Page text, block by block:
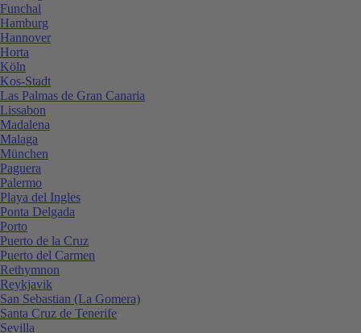
Funchal
Hamburg
Hannover
Horta
Köln
Kos-Stadt
Las Palmas de Gran Canaria
Lissabon
Madalena
Malaga
München
Paguera
Palermo
Playa del Ingles
Ponta Delgada
Porto
Puerto de la Cruz
Puerto del Carmen
Rethymnon
Reykjavik
San Sebastian (La Gomera)
Santa Cruz de Tenerife
Sevilla